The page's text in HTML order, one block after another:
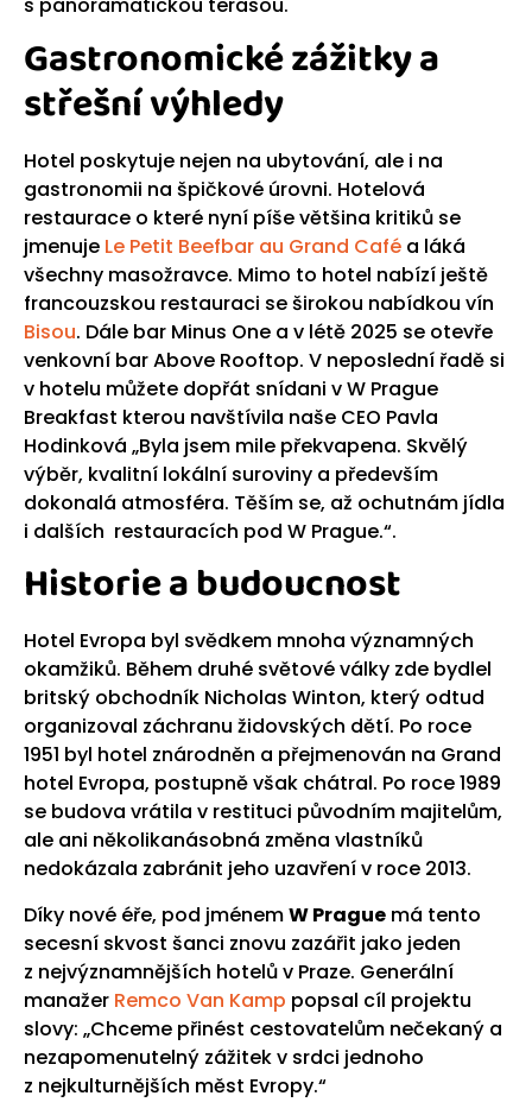
s panoramatickou terasou.
Gastronomické zážitky a
střešní výhledy
Hotel poskytuje nejen na ubytování, ale i na
gastronomii na špičkové úrovni. Hotelová
restaurace o které nyní píše většina kritiků se
jmenuje Le Petit Beefbar au Grand Café a láká
všechny masožravce. Mimo to hotel nabízí ještě
francouzskou restauraci se širokou nabídkou vín
Bisou. Dále bar Minus One a v létě 2025 se otevře
venkovní bar Above Rooftop. V neposlední řadě si
v hotelu můžete dopřát snídani v W Prague
Breakfast kterou navštívila naše CEO Pavla
Hodinková „Byla jsem mile překvapena. Skvělý
výběr, kvalitní lokální suroviny a především
dokonalá atmosféra. Těším se, až ochutnám jídla
i dalších restauracích pod W Prague.“.
Historie a budoucnost
Hotel Evropa byl svědkem mnoha významných
okamžiků. Během druhé světové války zde bydlel
britský obchodník Nicholas Winton, který odtud
organizoval záchranu židovských dětí. Po roce
1951 byl hotel znárodněn a přejmenován na Grand
hotel Evropa, postupně však chátral. Po roce 1989
se budova vrátila v restituci původním majitelům,
ale ani několikanásobná změna vlastníků
nedokázala zabránit jeho uzavření v roce 2013.
Díky nové éře, pod jménemW Prague má tento
secesní skvost šanci znovu zazářit jako jeden
z nejvýznamnějších hotelů v Praze. Generální
manažer Remco Van Kamp popsal cíl projektu
slovy: „Chceme přinést cestovatelům nečekaný a
nezapomenutelný zážitek v srdci jednoho
z nejkulturnějších měst Evropy.“